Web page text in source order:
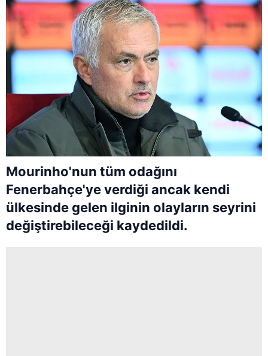
Mourinho'nun tüm odağını
Fenerbahçe'ye verdiği ancak kendi
ülkesinde gelen ilginin olayların seyrini
değiştirebileceği kaydedildi.